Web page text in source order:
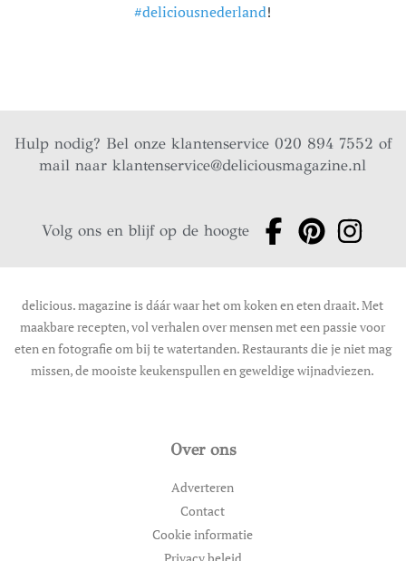
#deliciousnederland!
Hulp nodig? Bel onze klantenservice 020 894 7552 of
mail naarklantenservice@deliciousmagazine.nl
Volg ons en blijf op de hoogte
delicious. magazine is dáár waar het om koken en eten draait. Met
maakbare recepten, vol verhalen over mensen met een passie voor
eten en fotografie om bij te watertanden. Restaurants die je niet mag
missen, de mooiste keukenspullen en geweldige wijnadviezen.
Over ons
Adverteren
Contact
Cookie informatie